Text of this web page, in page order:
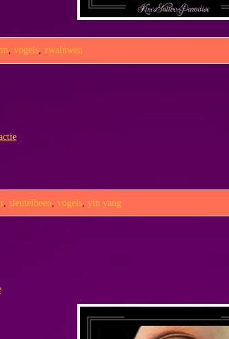
,vogels ,zwaluwen
,sleutelbeen ,vogels ,yin yang